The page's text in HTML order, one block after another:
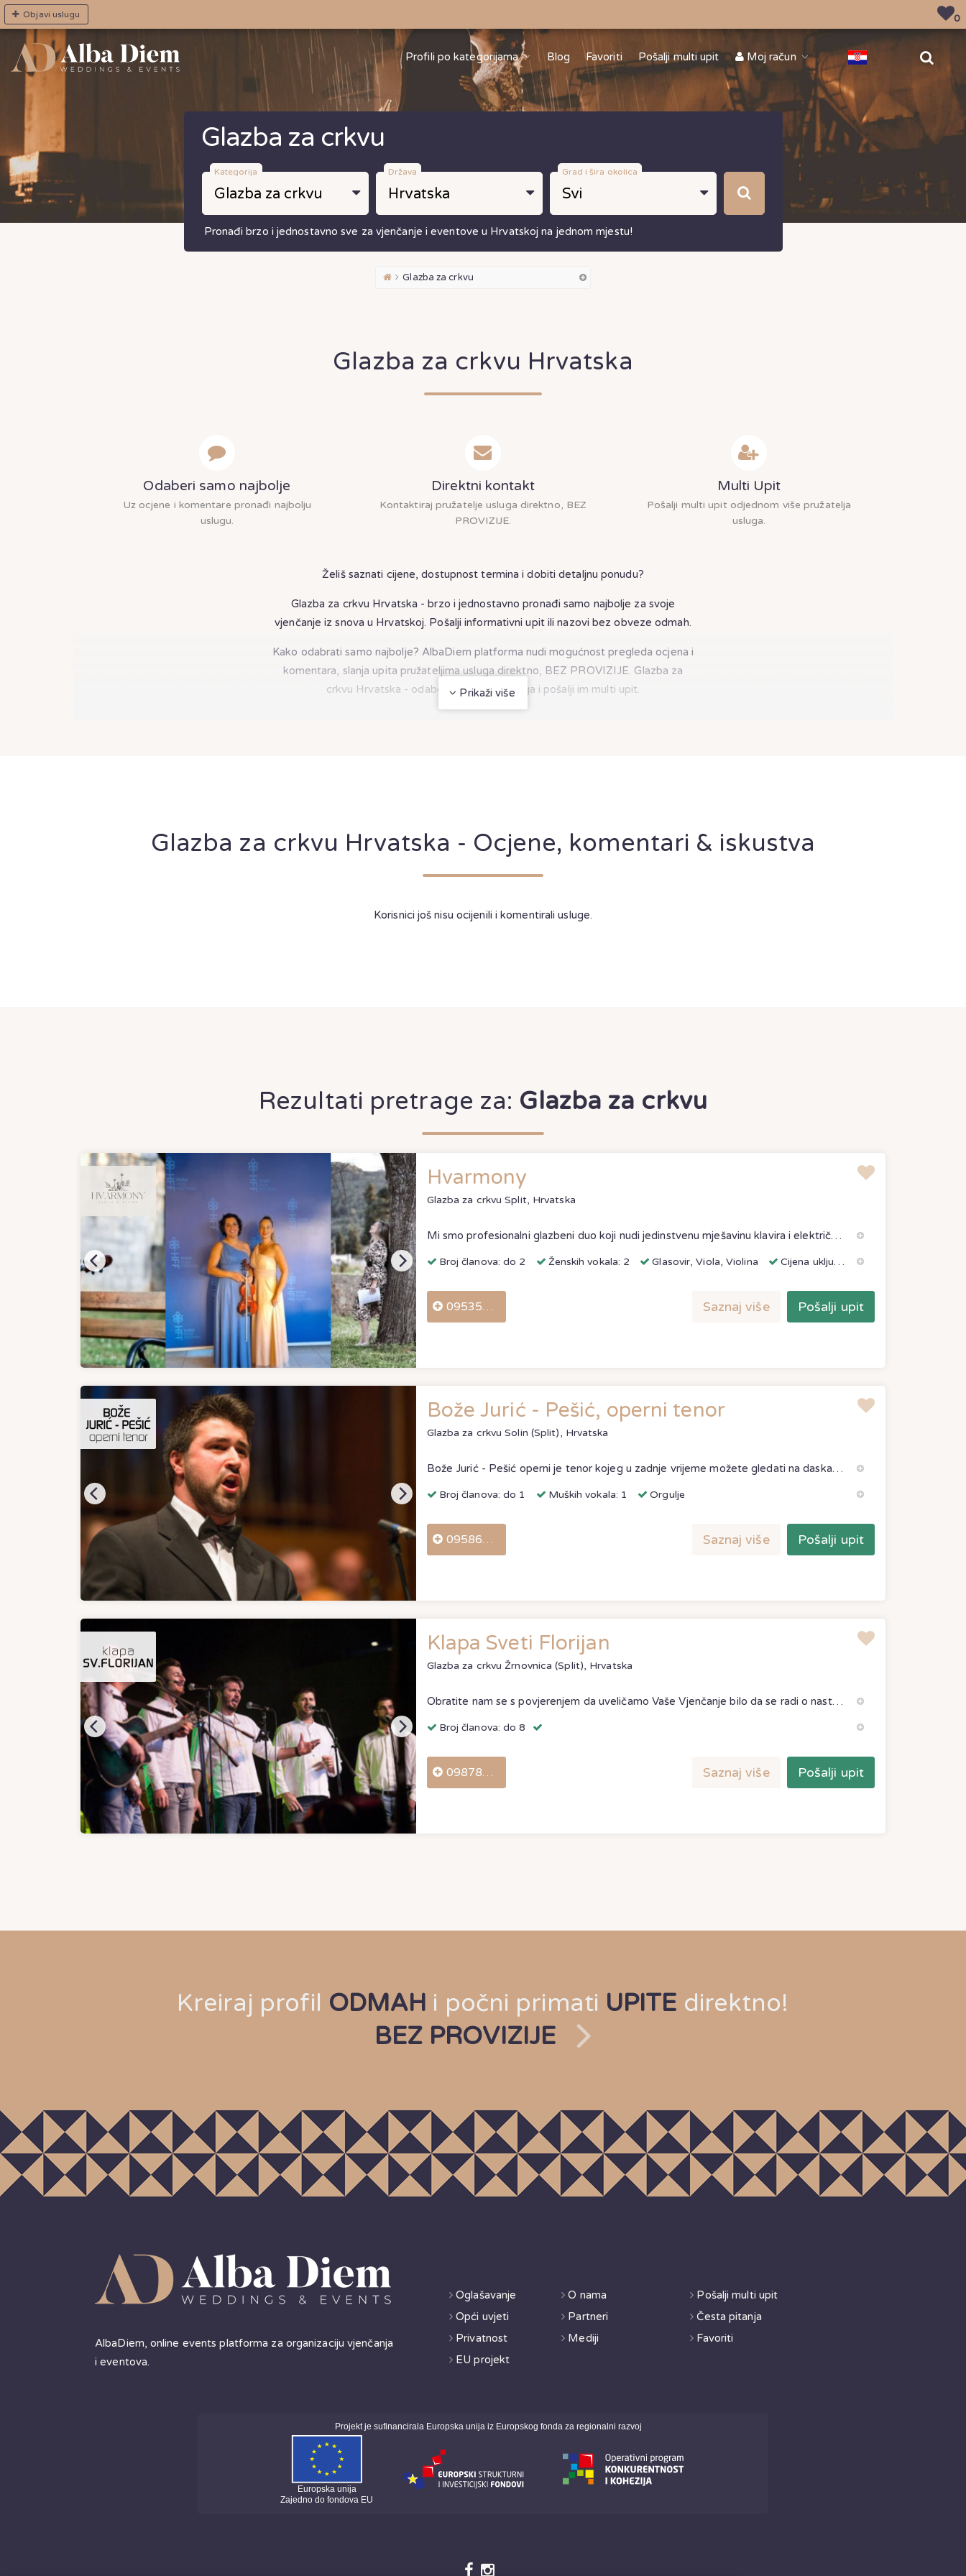
Objavi uslugu 0
Profili po kategorijama Blog Favoriti Pošalji multi upit Moj račun
Glazba za crkvu
Kategorija Država Grad i šira okolica
Pronađi brzo i jednostavno sve za vjenčanje i eventove u Hrvatskoj na jednom mjestu!
Glazba za crkvu
Glazba za crkvu Hrvatska
Odaberi samo najbolje
Uz ocjene i komentare pronađi najbolju
uslugu.
Direktni kontakt
Kontaktiraj pružatelje usluga direktno, BEZ
PROVIZIJE.
Multi Upit
Pošalji multi upit odjednom više pružatelja
usluga.
Želiš saznati cijene, dostupnost termina i dobiti detaljnu ponudu?
Glazba za crkvu Hrvatska - brzo i jednostavno pronađi samo najbolje za svoje
vjenčanje iz snova u Hrvatskoj. Pošalji informativni upit ili nazovi bez obveze odmah.
Kako odabrati samo najbolje? AlbaDiem platforma nudi mogućnost pregleda ocjena i
komentara, slanja upita pružateljima usluga direktno, BEZ PROVIZIJE. Glazba za
crkvu Hrvatska - odaberi pružatelje usluga i pošalji im multi upit.
Prikaži više
Glazba za crkvu Hrvatska - Ocjene, komentari & iskustva
Korisnici još nisu ocijenili i komentirali usluge.
Rezultati pretrage za: Glazba za crkvu
Hvarmony
Glazba za crkvuSplit, Hrvatska
Mi smo profesionalni glazbeni duo koji nudi jedinstvenu mješavinu klavira i električne violine/viole. Klasično i akademski smo obrazovani, s dugogodišnj
Broj članova: do 2 Ženskih vokala: 2 Glasovir, Viola, Violina Cijena uključuje: Razglas
0953552773 Saznaj više Pošalji upit
Bože Jurić - Pešić, operni tenor
Glazba za crkvuSolin (Split), Hrvatska
Bože Jurić - Pešić operni je tenor kojeg u zadnje vrijeme možete gledati na daskama Hrvatskog Narodnog Kazališta u Splitu. Osim u hrvatskim nacionalnim
Broj članova: do 1 Muških vokala: 1 Orgulje
0958664187 Saznaj više Pošalji upit
Klapa Sveti Florijan
Glazba za crkvuŽrnovnica (Split), Hrvatska
Obratite nam se s povjerenjem da uveličamo Vaše Vjenčanje bilo da se radi o nastupu u Crkvi ili na nekom drugom mjestu po Vašoj želji. U mogućnosti smo pružiti široki repertoar pjesama te nastupiti kako a capella tako i uz instrumentalnu pratnju kao i uz pratnju pratećeg banda.
Broj članova: do 8
098786281 Saznaj više Pošalji upit
Kreiraj profil ODMAH i počni primati UPITE direktno!
BEZ PROVIZIJE
AlbaDiem, online events platforma za organizaciju vjenčanja
i eventova.
Oglašavanje
Opći uvjeti
Privatnost
EU projekt
O nama
Partneri
Mediji
Pošalji multi upit
Česta pitanja
Favoriti